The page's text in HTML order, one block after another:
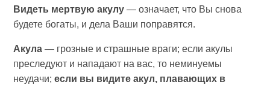
Видеть мертвую акулу — означает, что Вы снова
будете богаты, и дела Ваши поправятся.
Акула — грозные и страшные враги; если акулы
преследуют и нападают на вас, то неминуемы
неудачи;если вы видите акул, плавающих в